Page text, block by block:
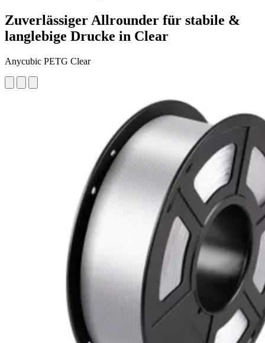
Zuverlässiger Allrounder für stabile &
langlebige Drucke in Clear
Anycubic PETG Clear